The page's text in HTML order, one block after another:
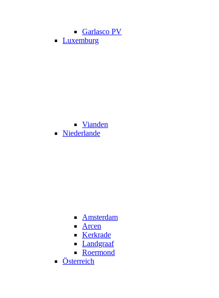
Garlasco PV
Luxemburg
Vianden
Niederlande
Amsterdam
Arcen
Kerkrade
Landgraaf
Roermond
Österreich